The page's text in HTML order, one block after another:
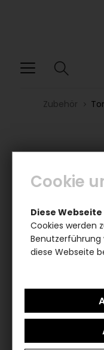
Zubehör
Cookie
Diese
Cookies werden
diese Webseite